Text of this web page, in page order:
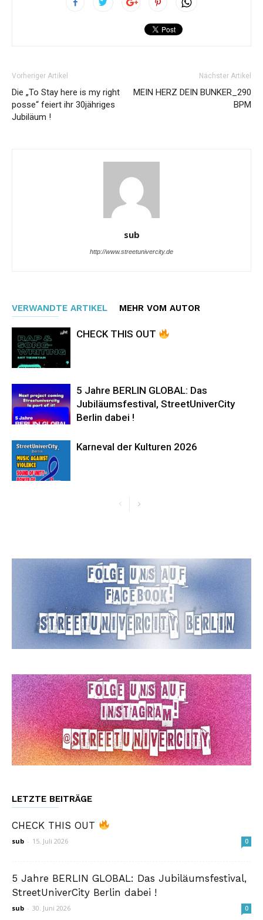
Vorheriger Artikel
Die „To Stay here is my right
posse“ feiert ihr 30jähriges
Jubiläum !
Nächster Artikel
MEIN HERZ DEIN BUNKER_290
BPM
sub
http://www.streetunivercity.de
VERWANDTE ARTIKEL MEHR VOM AUTOR
CHECK THIS OUT
5 Jahre BERLIN GLOBAL: Das
Jubiläumsfestival, StreetUniverCity
Berlin dabei !
Karneval der Kulturen 2026
LETZTE BEITRÄGE
CHECK THIS OUT
sub - 15. Juli 2026 0
5 Jahre BERLIN GLOBAL: Das Jubiläumsfestival,
StreetUniverCity Berlin dabei !
sub - 30. Juni 2026 0